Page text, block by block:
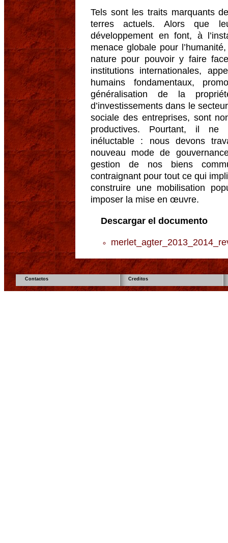
Tels sont les traits marquants
terres actuels. Alors que
développement en font, à
menace globale pour
nature pour pouvoir y faire
institutions internationales,
humains fondamentaux,
généralisation de la
d’investissements dans le
sociale des entreprises, sont
productives. Pourtant, il ne
inéluctable : nous devons
nouveau mode de
gestion de nos biens
contraignant pour tout ce qui
construire une mobilisation
imposer la mise en œuvre.
Descargar el documento
Contactos Creditos